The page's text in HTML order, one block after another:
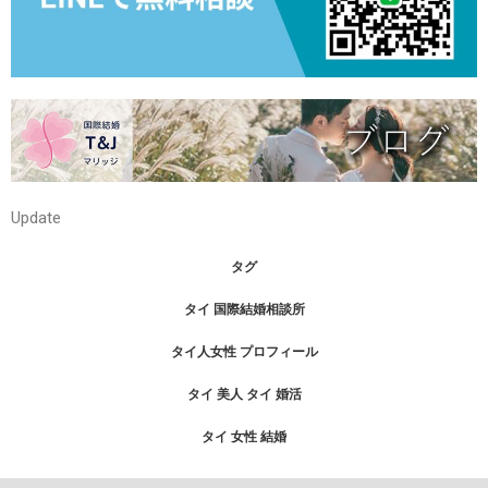
Update
タグ
タイ 国際結婚相談所
タイ人女性 プロフィール
タイ 美人 タイ 婚活
タイ 女性 結婚